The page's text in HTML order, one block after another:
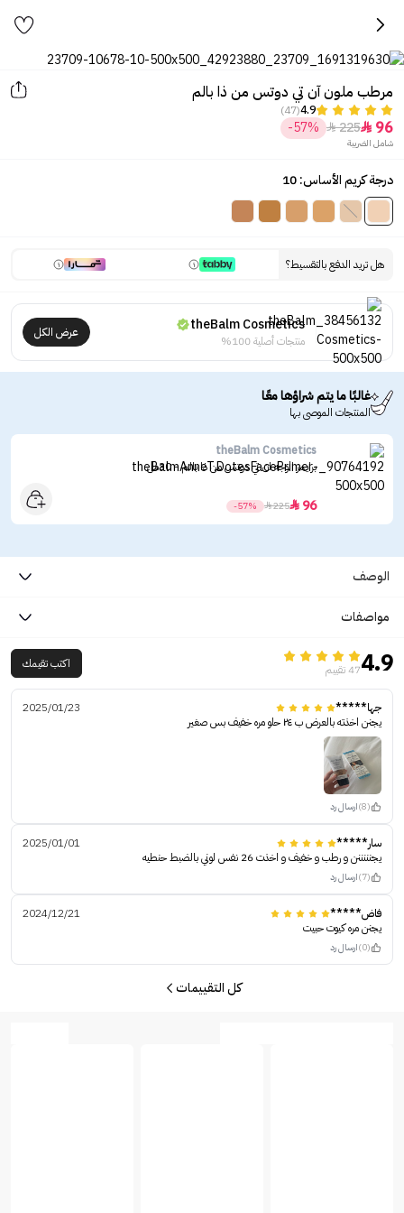
مرطب ملون آن تي دوتس من ذا بالم
4.9
(47)
96

225

-57%
شامل الضريبة
درجة كريم الأساس: 10
هل تريد الدفع بالتقسيط؟
theBalm Cosmetics
منتجات أصلية 100%
عرض الكل
غالبًا ما يتم شراؤها معًا
المنتجات الموصى بها
theBalm Cosmetics
برايمر الوجه ان تي دوتس من ذا بالم - 30مل
96

225

-57%
الوصف
مواصفات
4.947 تقييم اكتب تقيمك
جها*****
2025/01/23
يجنن اخذته بالعرض ب ٢٤ حلو مره خفيف بس صغير
(8) ارسال رد
سار*****
2025/01/01
يجنننننن و رطب و خفيف و اخذت 26 نفس لوني بالضبط حنطيه
(7) ارسال رد
فاض*****
2024/12/21
يجنن مره كيوت حبيت
(0) ارسال رد
كل التقييمات